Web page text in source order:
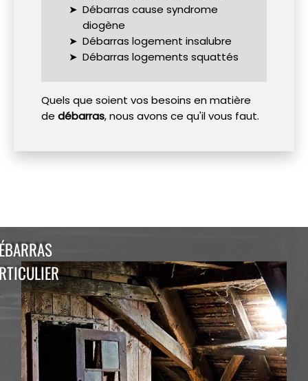
Débarras cause syndrome
diogène
Débarras logement insalubre
Débarras logements squattés
Quels que soient vos besoins en matière
de débarras, nous avons ce qu'il vous faut.